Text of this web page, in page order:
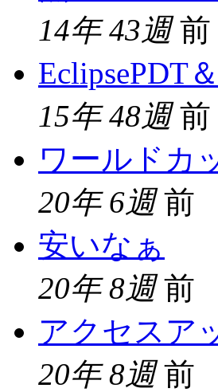
14年 43週前
EclipsePDT
15年 48週前
ワールドカ
20年 6週前
安いなぁ
20年 8週前
アクセスア
20年 8週前